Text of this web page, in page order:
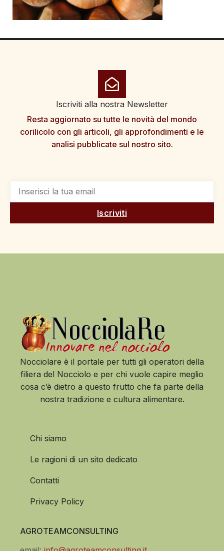
Iscriviti alla nostra Newsletter
Resta aggiornato su tutte le novità del mondo
corilicolo con gli articoli, gli approfondimenti e le
analisi pubblicate sul nostro sito.
Iscriviti
Nocciolare è il portale per tutti gli operatori della
filiera del Nocciolo e per chi vuole capire meglio
cosa c’è dietro a questo frutto che fa parte della
nostra tradizione e cultura alimentare.
Chi siamo
Le ragioni di un sito dedicato
Contatti
Privacy Policy
AGROTEAMCONSULTING